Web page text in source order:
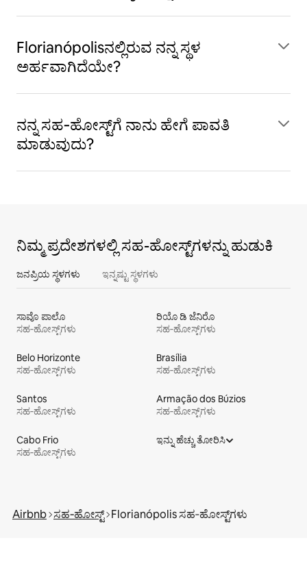
Florianópolisನಲ್ಲಿರುವ ನನ್ನ ಸ್ಥಳ
ಅರ್ಹವಾಗಿದೆಯೇ?
ನನ್ನ ಸಹ‑ಹೋಸ್ಟ್‌ಗೆ ನಾನು ಹೇಗೆ ಪಾವತಿ
ಮಾಡುವುದು?
ನಿಮ್ಮ ಪ್ರದೇಶಗಳಲ್ಲಿ ಸಹ-ಹೋಸ್ಟ್‌ಗಳನ್ನು ಹುಡುಕಿ
ಜನಪ್ರಿಯ ಸ್ಥಳಗಳು ಇನ್ನಷ್ಟು ಸ್ಥಳಗಳು
ಸಾವೊ ಪಾಲೊ
ಸಹ‑ಹೋಸ್ಟ್‌ಗಳು
ರಿಯೊ ಡಿ ಜೆನಿರೊ
ಸಹ‑ಹೋಸ್ಟ್‌ಗಳು
Belo Horizonte
ಸಹ‑ಹೋಸ್ಟ್‌ಗಳು
Brasília
ಸಹ‑ಹೋಸ್ಟ್‌ಗಳು
Santos
ಸಹ‑ಹೋಸ್ಟ್‌ಗಳು
Armação dos Búzios
ಸಹ‑ಹೋಸ್ಟ್‌ಗಳು
Cabo Frio
ಸಹ‑ಹೋಸ್ಟ್‌ಗಳು
ಇನ್ನು ಹೆಚ್ಚು ತೋರಿಸಿ
Airbnb ಸಹ‑ಹೋಸ್ಟ್ Florianópolis ಸಹ‑ಹೋಸ್ಟ್‌ಗಳು